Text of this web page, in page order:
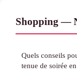
Shopping —
Quels conseils
tenue de soirée